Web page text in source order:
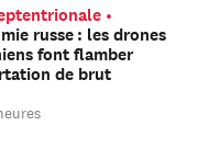
russe : les drones
font flamber
de brut